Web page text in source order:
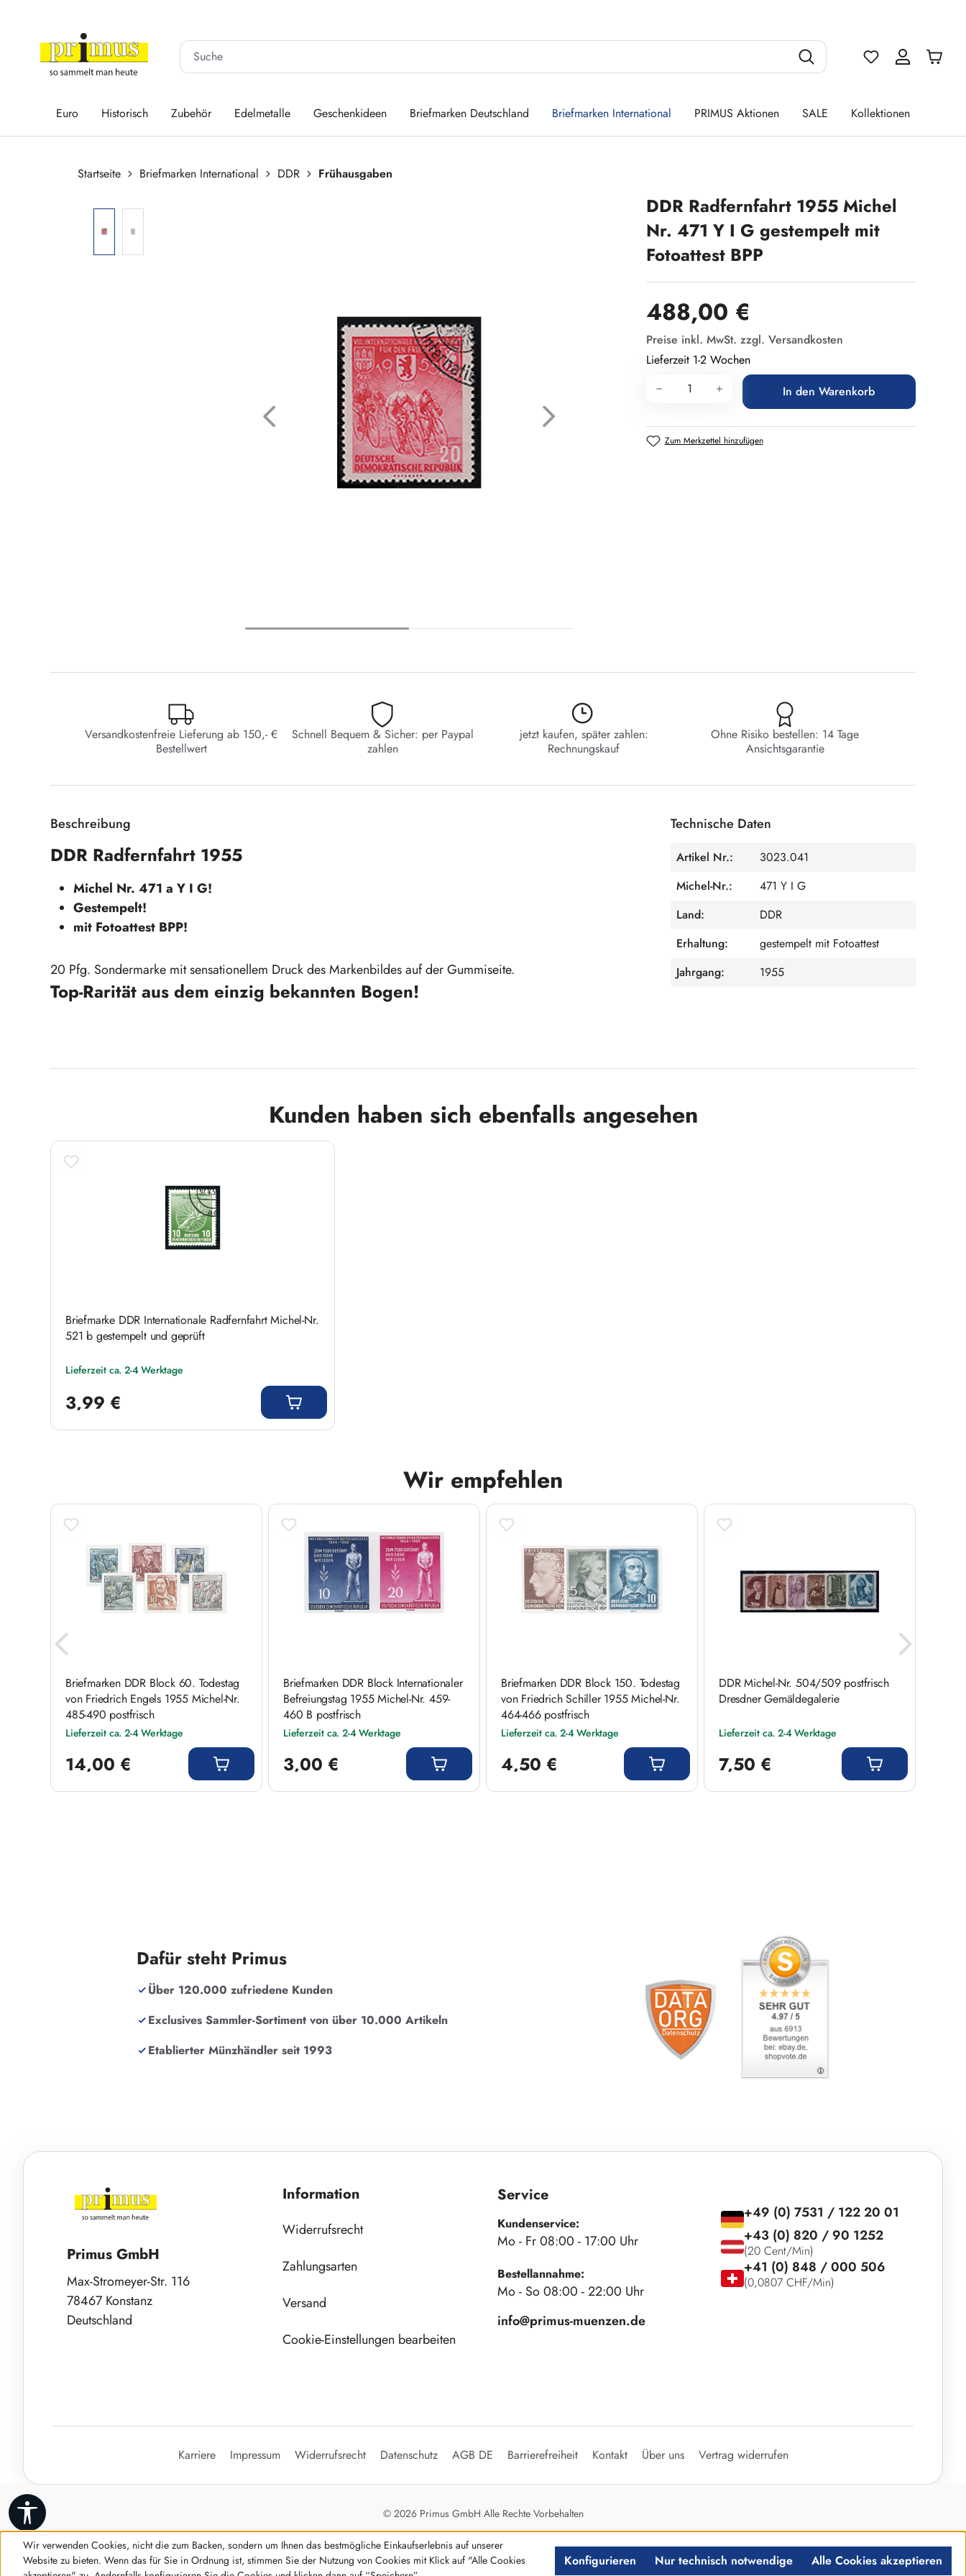
Du hast 0
Euro Historisch Zubehör Edelmetalle Geschenkideen Briefmarken Deutschland Briefmarken International PRIMUS Aktionen SALE Kollektionen
Startseite Briefmarken International DDR
Frühausgaben
DDR Radfernfahrt 1955 Michel
Nr. 471 Y I G gestempelt mit
Fotoattest BPP
Regulärer Preis:
488,00 €
Preise inkl. MwSt. zzgl. Versandkosten
Lieferzeit 1-2 Wochen
Produkt Anzahl: Gib den gewünschten
In den Warenkorb
Zum Merkzettel hinzufügen
Versandkostenfreie Lieferung ab 150,- €
Bestellwert
Schnell Bequem & Sicher: per Paypal
zahlen
jetzt kaufen, später zahlen:
Rechnungskauf
Ohne Risiko bestellen: 14 Tage
Ansichtsgarantie
Beschreibung
DDR Radfernfahrt 1955
Michel Nr. 471 a Y I G!
Gestempelt!
mit Fotoattest BPP!
20 Pfg. Sondermarke mit sensationellem Druck des Markenbildes auf der Gummiseite.
Top-Rarität aus dem einzig bekannten Bogen!
Technische Daten
Artikel Nr.:
3023.041
Michel-Nr.:
471 Y I G
Land:
DDR
Erhaltung:
gestempelt mit Fotoattest
Jahrgang:
1955
Kunden haben sich ebenfalls angesehen
Briefmarke DDR Internationale Radfernfahrt Michel-Nr.
521 b gestempelt und geprüft
Lieferzeit ca. 2-4 Werktage
3,99 €
Wir empfehlen
Produktgalerie überspringen
Briefmarken DDR Block 60. Todestag
von Friedrich Engels 1955 Michel-Nr.
485-490 postfrisch
Lieferzeit ca. 2-4 Werktage
14,00 €
Briefmarken DDR Block Internationaler
Befreiungstag 1955 Michel-Nr. 459-
460 B postfrisch
Lieferzeit ca. 2-4 Werktage
3,00 €
Briefmarken DDR Block 150. Todestag
von Friedrich Schiller 1955 Michel-Nr.
464-466 postfrisch
Lieferzeit ca. 2-4 Werktage
4,50 €
DDR Michel-Nr. 504/509 postfrisch
Dresdner Gemäldegalerie
Lieferzeit ca. 2-4 Werktage
7,50 €
Dafür steht Primus
Über 120.000 zufriedene Kunden
Exclusives Sammler-Sortiment von über 10.000 Artikeln
Etablierter Münzhändler seit 1993
Primus GmbH
Max-Stromeyer-Str. 116
78467 Konstanz
Deutschland
Information
Widerrufsrecht
Zahlungsarten
Versand
Cookie-Einstellungen bearbeiten
Service
Kundenservice:
Mo - Fr 08:00 - 17:00 Uhr
Bestellannahme:
Mo - So 08:00 - 22:00 Uhr
info@primus-muenzen.de
+49 (0) 7531 / 122 20 01
+43 (0) 820 / 90 1252
(20 Cent/Min)
+41 (0) 848 / 000 506
(0,0807 CHF/Min)
Karriere Impressum Widerrufsrecht Datenschutz AGB DE Barrierefreiheit Kontakt Über uns Vertrag widerrufen
© 2026 Primus GmbH Alle Rechte Vorbehalten
Werkzeugleiste anzeigen
Wir verwenden Cookies, nicht die zum Backen, sondern um Ihnen das bestmögliche Einkaufserlebnis auf unserer
Website zu bieten. Wenn das für Sie in Ordnung ist, stimmen Sie der Nutzung von Cookies mit Klick auf "Alle Cookies
Nur technisch notwendige
Konfigurieren Alle Cookies akzeptieren